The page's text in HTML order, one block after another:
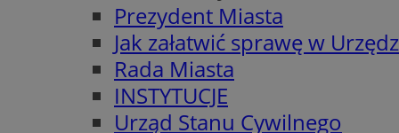
Prezydent Miasta
Jak załatwić sprawę w
Rada Miasta
INSTYTUCJE
Urząd Stanu Cywilnego